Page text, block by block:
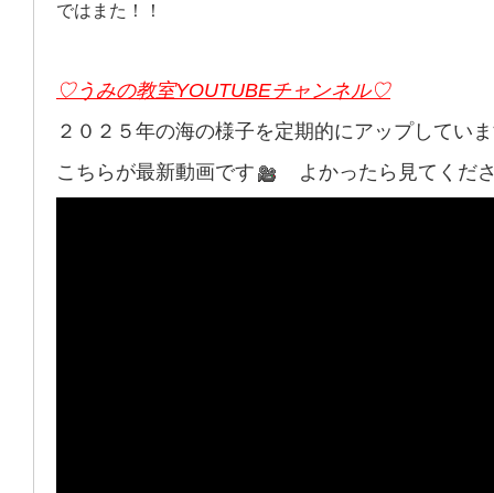
ではまた！！
♡うみの教室YOUTUBEチャンネル♡
２０２５年の海の様子を定期的にアップしてい
こちらが最新動画です
よかったら見てくだ